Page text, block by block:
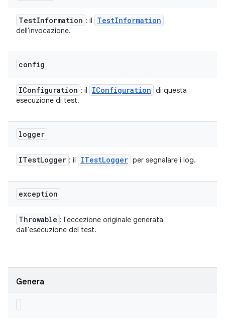
TestInformation : il TestInformation
dell'invocazione.
config
IConfiguration : il IConfiguration di questa
esecuzione di test.
logger
ITestLogger : il ITestLogger per segnalare i log.
exception
Throwable : l'eccezione originale generata
dall'esecuzione del test.
Genera